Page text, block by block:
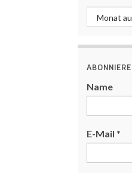
Archiv
Name
E-Mail *